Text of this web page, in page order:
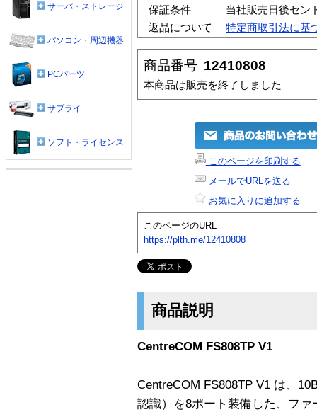
保証条件
当社販売日後セン
返品について
特定商取引法に基
商品番号 12410808
本商品は販売を終了しました
このページを印刷する
メールでURLを送る
お気に入りに追加する
このページのURL
https://plth.me/12410808
商品説明
CentreCOM FS808TP V1
CentreCOM FS808TP V1 は、
認識）を8ポート装備した、フ
サーバ・ストレージ
パソコン・周辺機器
PCパーツ
サプライ
ソフト・ライセンス